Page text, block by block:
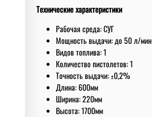
Технические характеристики
Рабочая среда: СУГ
Мoщнoсть выдачи: дo 50 л/мин
Видов топлива: 1
Количество пистолетов: 1
Точность выдачи: ±0,2%
Длина: 600мм
Ширина: 220мм
Высота: 1700мм